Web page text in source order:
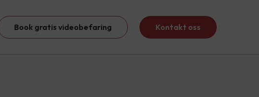
Book gratis videobefaring Kontakt oss